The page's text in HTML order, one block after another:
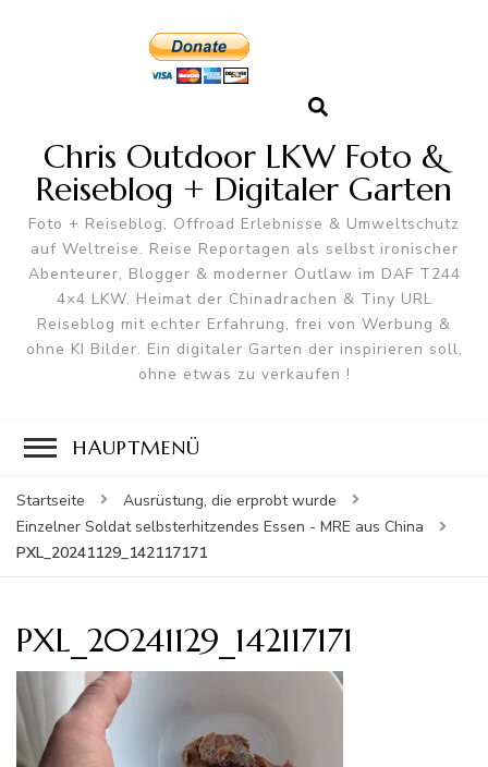
Chris Outdoor LKW Foto &
Reiseblog + Digitaler Garten
Foto + Reiseblog, Offroad Erlebnisse & Umweltschutz
auf Weltreise. Reise Reportagen als selbst ironischer
Abenteurer, Blogger & moderner Outlaw im DAF T244
4×4 LKW. Heimat der Chinadrachen & Tiny URL
Reiseblog mit echter Erfahrung, frei von Werbung &
ohne KI Bilder. Ein digitaler Garten der inspirieren soll,
ohne etwas zu verkaufen !
HAUPTMENÜ
Startseite
Ausrüstung, die erprobt wurde
Einzelner Soldat selbsterhitzendes Essen - MRE aus China
PXL_20241129_142117171
PXL_20241129_142117171